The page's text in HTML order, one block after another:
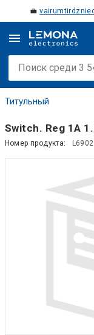
💼
Титульный
Switch. Reg 1A
Номер продукта: